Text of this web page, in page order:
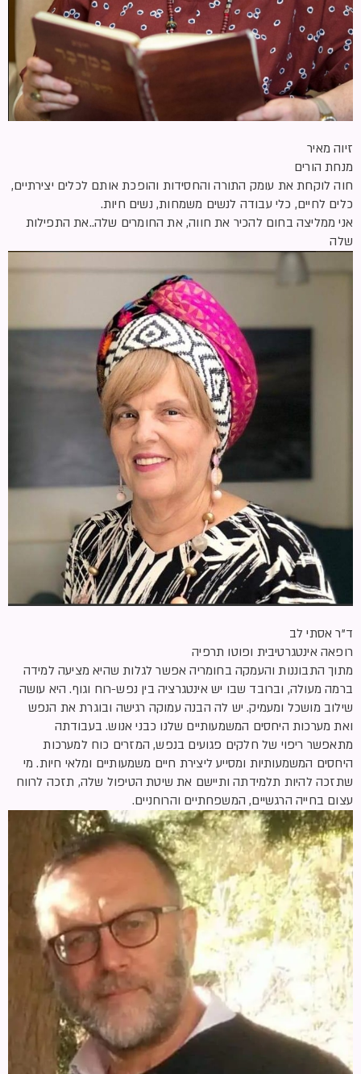
זיוה מאיר
מנחת הורים
חוה לוקחת את עומק התורה והחסידות והופכת אותם לכלים יצירתיים,
כלים לחיים, כלי עבודה לנשים משמחות, נשים חיות.
אני ממליצה בחום להכיר את חווה, את החומרים שלה..את התפילות
שלה
ד”ר אסתי לב
רופאה אינטגרטיבית ופוטו תרפיה
מתוך התבוננות והעמקה בחומריה אפשר לגלות שהיא מציעה למידה
ברמה מעולה, וברובד שבו יש אינטגרציה בין נפש-רוח וגוף. היא עושה
שילוב מושכל ומעמיק. יש לה הבנה עמוקה רגישה ובוגרת את הנפש
ואת מערכות היחסים המשמעותיים שלנו כבני אנוש. בעבודתה
מתאפשר ריפוי של חלקים פגועים בנפש, המזרים כוח למערכות
היחסים המשמעותיות ומסייע ליצירת חיים משמעותיים ומלאי חיות. מי
שתזכה להיות תלמידתה ותיישם את שיטת הטיפול שלה, תזכה לרווח
עצום בחייה הרגשיים, המשפחתיים והרוחניים.